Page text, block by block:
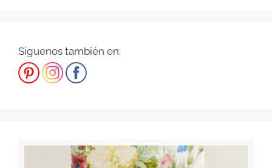
Síguenos también en: